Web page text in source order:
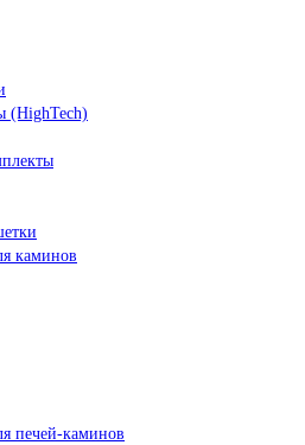
(HighTech)
каминов
печей-каминов